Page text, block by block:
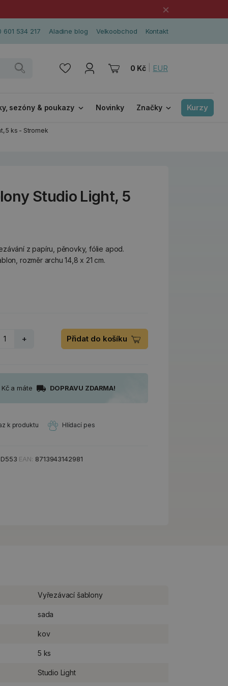
×
601 534 217 Aladine blog Velkoobchod Kontakt
0 Kč EUR
sezóny & poukazy Novinky Značky Kurzy
5 ks - Stromek
Studio Light, 5
z papíru, pěnovky, fólie apod.
rozměr archu 14,8 x 21 cm.
+ Přidat do košíku
a máte DOPRAVU ZDARMA!
k produktu Hlídací pes
EAN: 8713943142981
Vyřezávací šablony
sada
kov
5 ks
Studio Light